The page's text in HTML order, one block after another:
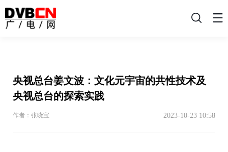
搜
央视总台姜文波：文化元宇宙的共性技术及
央视总台的探索实践
作者：张晓宝 2023-10-23 10:58